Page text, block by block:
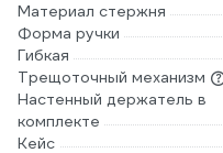
Материал стержня
Форма ручки
Гибкая
Трещоточный механизм
Настенный держатель в
комплекте
Кейс